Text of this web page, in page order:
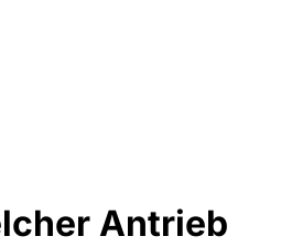
Antrieb